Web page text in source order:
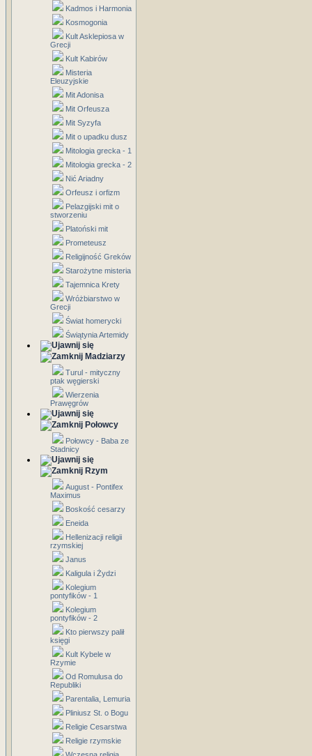
Kadmos i Harmonia
Kosmogonia
Kult Asklepiosa w
Grecji
Kult Kabirów
Misteria
Eleuzyjskie
Mit Adonisa
Mit Orfeusza
Mit Syzyfa
Mit o upadku dusz
Mitologia grecka - 1
Mitologia grecka - 2
Nić Ariadny
Orfeusz i orfizm
Pelazgijski mit o
stworzeniu
Platoński mit
Prometeusz
Religijność Greków
Starożytne misteria
Tajemnica Krety
Wróżbiarstwo w
Grecji
Świat homerycki
Świątynia Artemidy
Madziarzy
Turul - mityczny
ptak węgierski
Wierzenia
Prawęgrów
Połowcy
Połowcy - Baba ze
Stadnicy
Rzym
August - Pontifex
Maximus
Boskość cesarzy
Eneida
Hellenizacji religii
rzymskiej
Janus
Kaligula i Żydzi
Kolegium
pontyfików - 1
Kolegium
pontyfików - 2
Kto pierwszy palił
księgi
Kult Kybele w
Rzymie
Od Romulusa do
Republiki
Parentalia, Lemuria
Pliniusz St. o Bogu
Religie Cesarstwa
Religie rzymskie